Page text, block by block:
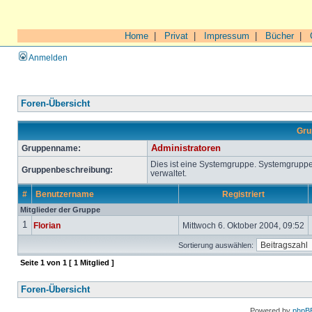
Home Privat Impressum Bücher|
Anmelden
Foren-Übersicht
Gruppenname:
Administratoren
Gruppenbeschreibung:
Dies ist eine Systemgruppe.
verwaltet.
# Benutzername Registriert
Mitglieder der Gruppe
1 Florian Mittwoch 6. Oktober 2004, 09:52
Sortierung auswählen:
Seite 1 von 1 [ 1 Mitglied ]
Foren-Übersicht